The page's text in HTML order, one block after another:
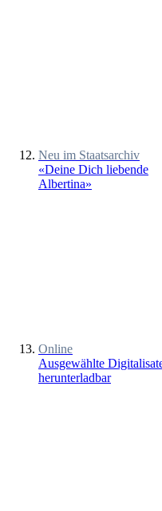
Neu im Staatsarchiv
«Deine Dich liebende
Albertina»
Online
Ausgewählte
herunterladbar